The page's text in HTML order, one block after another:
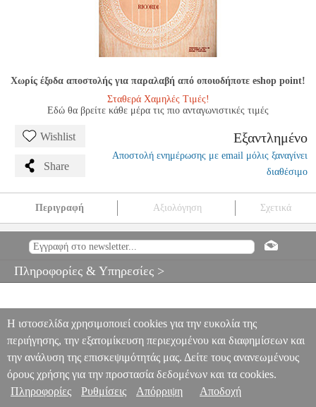
Χωρίς έξοδα αποστολής για παραλαβή από οποιοδήποτε eshop point!
Σταθερά Χαμηλές Τιμές!
Εδώ θα βρείτε κάθε μέρα τις πιο ανταγωνιστικές τιμές
Wishlist
Share
Εξαντλημένο
Αποστολή ενημέρωσης με email μόλις ξαναγίνει
διαθέσιμο
Περιγραφή Αξιολόγηση Σχετικά
MSC.600847 RICORDI AMERICANA
RICORDI AMERICANA
ROSITA (POLCA)
Πληροφορίες & Υπηρεσίες >
Η ιστοσελίδα χρησιμοποιεί cookies για την ευκολία της
περιήγησης, την εξατομίκευση περιεχομένου και διαφημίσεων και
την ανάλυση της επισκεψιμότητάς μας. Δείτε τους ανανεωμένους
όρους χρήσης για την προστασία δεδομένων και τα cookies.
Πληροφορίες
Ρυθμίσεις Απόρριψη Αποδοχή